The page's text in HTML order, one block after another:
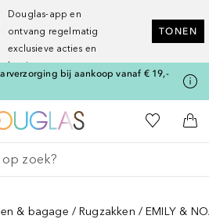
Douglas-app en
ontvang regelmatig
exclusieve acties en
kortingen
TONEN
bij aankoop vanaf € 19,-
Naar Douglas Home
Naar Mijn
& bagage Rugzakken EMILY &